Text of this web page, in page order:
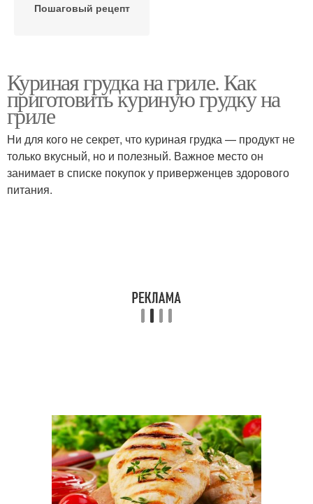
Пошаговый рецепт
Куриная грудка на гриле. Как
приготовить куриную грудку на
гриле
Ни для кого не секрет, что куриная грудка — продукт не
только вкусный, но и полезный. Важное место он
занимает в списке покупок у приверженцев здорового
питания.